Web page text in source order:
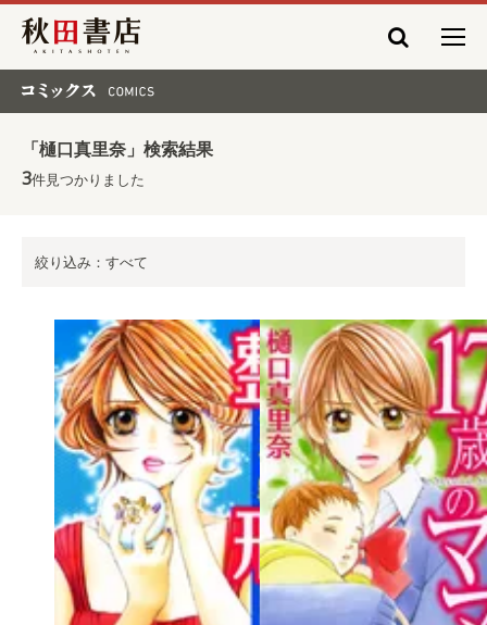
秋田書店
「樋口真里奈」検索結果
3件見つかりました
絞り込み：すべて